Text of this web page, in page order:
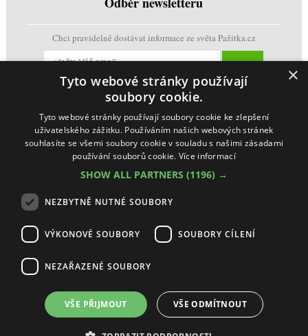
Chci pravidelně dostávat informace ze světa Pažitka.cz
Ochrana osobních údajů + Cookies
Vestavné-spotřebiče s.r.o. Pažitka, všechna práva vyhrazena
Making by
McRAI
×
Tyto webové stránky používají
soubory cookie.
Tyto webové stránky používají soubory cookie ke zlepšení
uživatelského zážitku. Používáním našich webových stránek
souhlasíte se všemi soubory cookie v souladu s našimi zásadami
používání souborů cookie. Více informací
SHOW ALL PARTNERS (1196) →
NEZBYTNĚ NUTNÉ SOUBORY
VÝKONOVÉ SOUBORY SOUBORY CÍLENÍ
NEZAŘAZENÉ SOUBORY
VŠE PŘIJMOUT VŠE ODMÍTNOUT